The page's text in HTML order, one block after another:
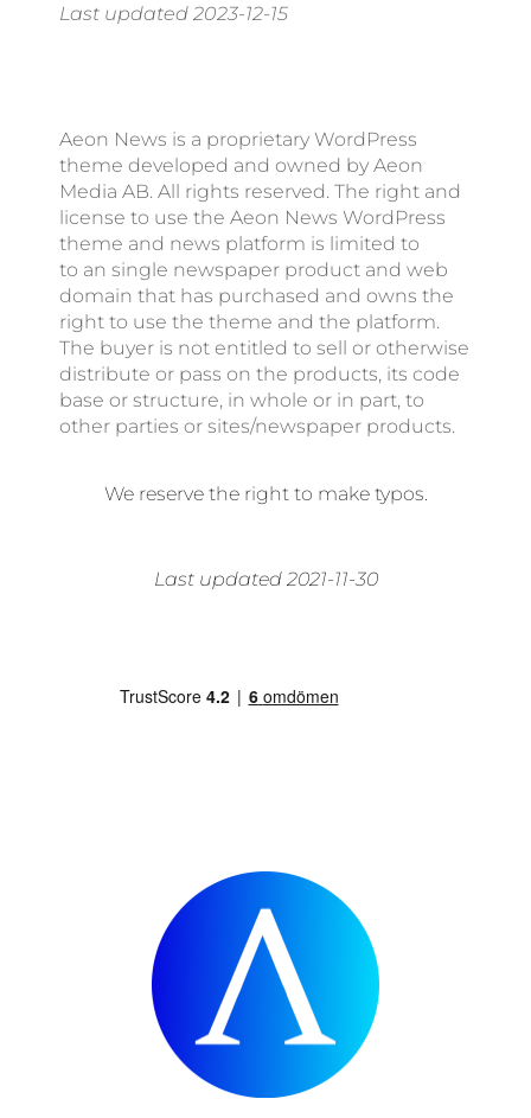
Aeon News is a proprietary WordPress
theme developed and owned by Aeon
Media AB. All rights reserved. The right and
license to use the Aeon News WordPress
theme and news platform is limited to
to an single newspaper product and web
domain that has purchased and owns the
right to use the theme and the platform.
The buyer is not entitled to sell or otherwise
distribute or pass on the products, its code
base or structure, in whole or in part, to
other parties or sites/newspaper products.
We reserve the right to make typos.
Last updated 2021-11-30
Last updated 2023-12-15